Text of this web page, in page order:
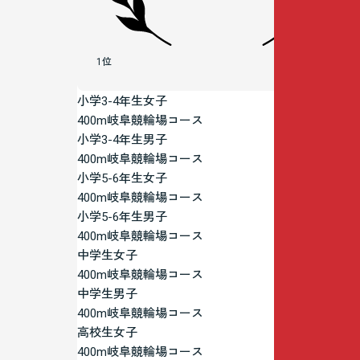
1位
小学3-4年生女子
400m岐阜競輪場コース
小学3-4年生男子
400m岐阜競輪場コース
小学5-6年生女子
400m岐阜競輪場コース
小学5-6年生男子
400m岐阜競輪場コース
中学生女子
400m岐阜競輪場コース
中学生男子
400m岐阜競輪場コース
高校生女子
400m岐阜競輪場コース